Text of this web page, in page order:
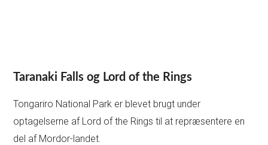
Taranaki Falls og Lord of the Rings
Tongariro National Park er blevet brugt under
optagelserne af Lord of the Rings til at repræsentere en
del af Mordor-landet.